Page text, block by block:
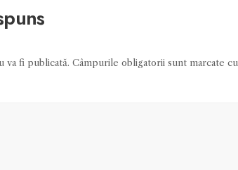
va fi publicată. Câmpurile obligatorii sunt marcate cu